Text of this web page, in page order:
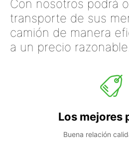
Con nosotros podrá
transporte de sus
camión de manera
a un precio razonable.
Los mejores
Buena relación